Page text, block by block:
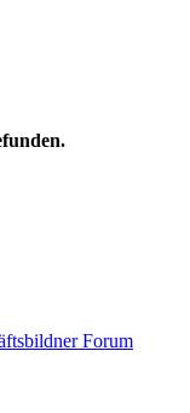
Forum